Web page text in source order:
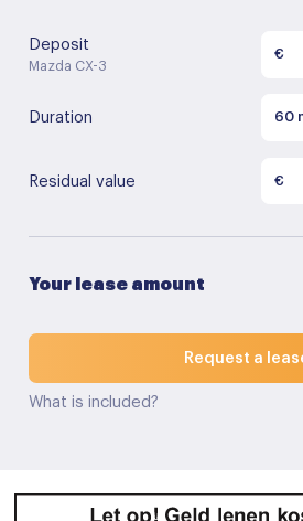
Deposit
Mazda CX-3
€
Duration
Residual value €
Your lease amount
Request a
What is included?